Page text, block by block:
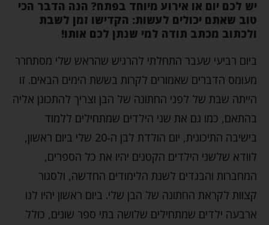
יש לכם יום או אירוע מיוחד בפתח? הנה הדבר הכי
טוב שאתם יכולים לעשות: הקדישו זמן לשבת
ולכתוב מכתב תודה למי שנתן לכם אותו!
ביום רביעי שעבר התחלתי להרגיש שהראש שלי מסתחרר
מעומס הדברים שאמורים לקרות בששת הימים הבאים. זו
הייתה שבת של לפני החתונה של הבן וצריך להתכונן אליה
בהתאם, כמו גם את שני הילדים שמתחילים ללמוד
בישיבה התיכונית, יום הולדת לבן ה-20 שלי ביום ראשון,
לוודא שלשני הילדים הקטנים יהיו את כל הספרים,
המחברות והבגדים לשנת הלימודים החדשה, ולסגור
קצוות לקראת החתונה של הבן שלי. ביום ראשון יהיו לנו
ארבעה ילדים שמתחילים שלושה בתי ספר שונים, כולל